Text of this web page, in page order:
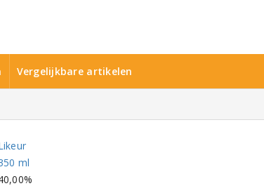
Vergelijkbare artikelen
ml